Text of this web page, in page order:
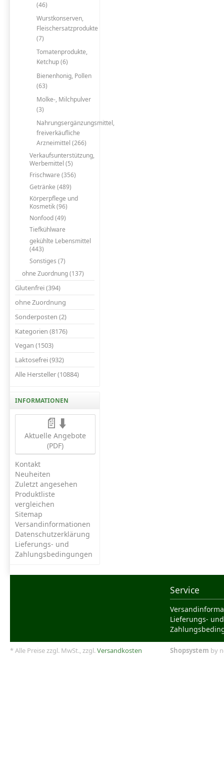
(46)
Wurstkonserven,
Fleischersatzprodukte
(7)
Tomatenprodukte,
Ketchup (6)
Bienenhonig, Pollen
(63)
Molke-, Milchpulver
(3)
Nahrungsergänzungsmittel,
freiverkäufliche
Arzneimittel (266)
Verkaufsunterstützung,
Werbemittel (5)
Frischware (356)
Getränke (489)
Körperpflege und
Kosmetik (96)
Nonfood (49)
Tiefkühlware
gekühlte Lebensmittel
(443)
Sonstiges (7)
ohne Zuordnung (137)
Glutenfrei (394)
ohne Zuordnung
Sonderposten (2)
Kategorien (8176)
Vegan (1503)
Laktosefrei (932)
Alle Hersteller (10884)
INFORMATIONEN
📄⬇️
Aktuelle Angebote
(PDF)
Kontakt
Neuheiten
Zuletzt angesehen
Produktliste
vergleichen
Sitemap
Versandinformationen
Datenschutzerklärung
Lieferungs- und
Zahlungsbedingungen
Service
Lieferungs- und
* Alle Preise zzgl. MwSt., zzgl.Versandkosten Shopsystem by